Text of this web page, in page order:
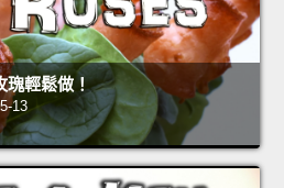
瑰輕鬆做！
13